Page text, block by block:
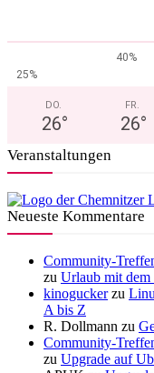
40%
25%
DO.
26°
FR.
26°
Veranstaltungen
Neueste Kommentare
Community-
zu Urlaub mit dem
kinoguckerzu
A bis Z
R. Dollmann zu
Community-
zu Upgrade auf